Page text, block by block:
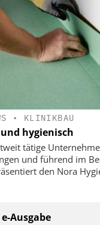
• KLINIKBAU
hygienisch
tätige
und führend im
den Nora
Ausgabe